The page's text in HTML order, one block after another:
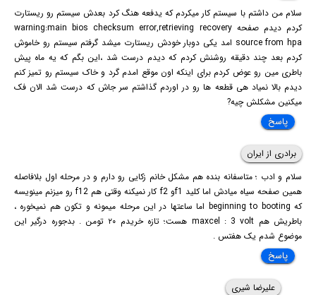
سلام من داشتم با سیستم کار میکردم که یدفعه هنگ کرد بعدش سیستم رو ریستارت
کردم دیدم صفحه warning:main bios checksum error,retrieving recovery
source from hpa امد یکی دوبار خودش ریستارت میشد گرفتم سیستم رو خاموش
کردم بعد چند دقیقه روشنش کردم که دیدم درست شد ،این بگم که یه ماه پیش
باطری مین رو عوض کردم برای اینکه اون موقع امدم گرد و خاک سیستم رو تمیز کنم
دیدم بالا نمیاد هی قطعه ها رو در اوردم گذاشتم سر جاش که درست شد الان فک
میکنین مشکلش چیه?
پاسخ
برادری از ایران
سلام و ادب ؛ متاسفانه بنده هم مشکل خانم زکایی رو دارم و در مرحله اول بلافاصله
همین صفحه سیاه میادش اما کلید f1و f2 کار نمیکنه وقتی هم f12 رو میزنم مینویسه
که beginning to booting اما ساعتها در این مرحله میمونه و تکون هم نمیخوره ،
باطریش هم maxcel : 3 volt هست؛ تازه خریدم ۲۰ تومن . بدجوره درگیر این
موضوع شدم یک هفتس .
پاسخ
علیرضا شیری